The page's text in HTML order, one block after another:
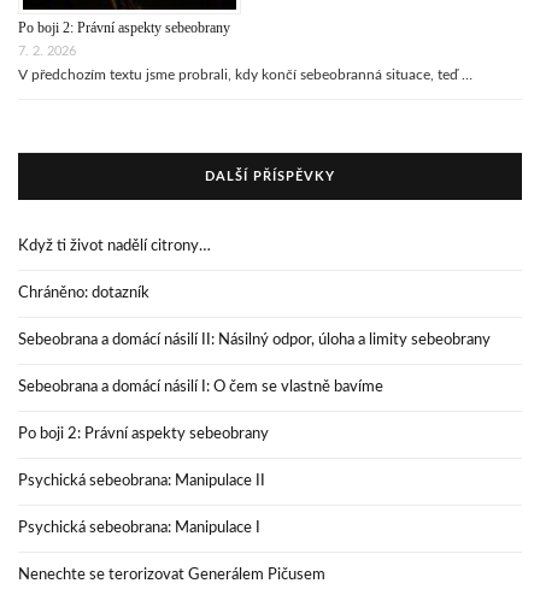
Po boji 2: Právní aspekty sebeobrany
7. 2. 2026
V předchozím textu jsme probrali, kdy končí sebeobranná situace, teď …
DALŠÍ PŘÍSPĚVKY
Když ti život nadělí citrony…
Chráněno: dotazník
Sebeobrana a domácí násilí II: Násilný odpor, úloha a limity sebeobrany
Sebeobrana a domácí násilí I: O čem se vlastně bavíme
Po boji 2: Právní aspekty sebeobrany
Psychická sebeobrana: Manipulace II
Psychická sebeobrana: Manipulace I
Nenechte se terorizovat Generálem Pičusem